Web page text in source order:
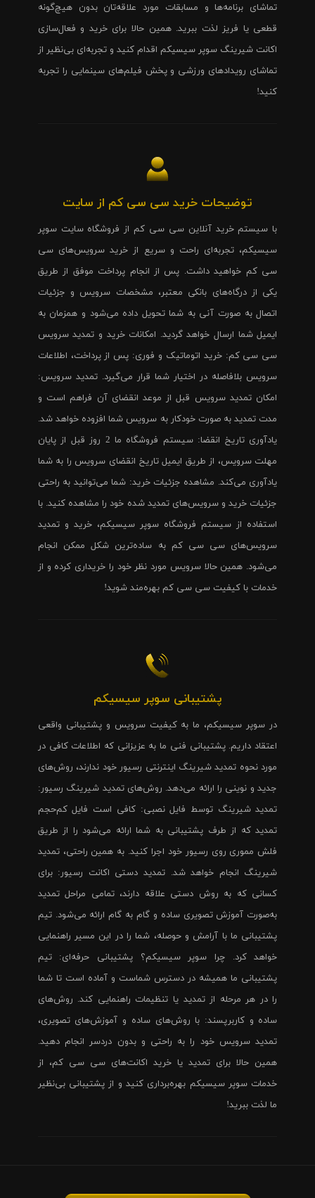
تماشای برنامه‌ها و مسابقات مورد علاقه‌تان بدون هیچ‌گونه
قطعی یا فریز لذت ببرید. همین حالا برای خرید و فعال‌سازی
اکانت شیرینگ سوپر سیسیکم اقدام کنید و تجربه‌ای بی‌نظیر از
تماشای رویدادهای ورزشی و پخش فیلم‌های سینمایی را تجربه
کنید!
توضیحات خرید سی سی کم از سایت
با سیستم خرید آنلاین سی سی کم از فروشگاه سایت سوپر
سیسیکم، تجربه‌ای راحت و سریع از خرید سرویس‌های سی
سی کم خواهید داشت. پس از انجام پرداخت موفق از طریق
یکی از درگاه‌های بانکی معتبر، مشخصات سرویس و جزئیات
اتصال به صورت آنی به شما تحویل داده می‌شود و همزمان به
ایمیل شما ارسال خواهد گردید. امکانات خرید و تمدید سرویس
سی سی کم: خرید اتوماتیک و فوری: پس از پرداخت، اطلاعات
سرویس بلافاصله در اختیار شما قرار می‌گیرد. تمدید سرویس:
امکان تمدید سرویس قبل از موعد انقضای آن فراهم است و
مدت تمدید به صورت خودکار به سرویس شما افزوده خواهد شد.
یادآوری تاریخ انقضا: سیستم فروشگاه ما 2 روز قبل از پایان
مهلت سرویس، از طریق ایمیل تاریخ انقضای سرویس را به شما
یادآوری می‌کند. مشاهده جزئیات خرید: شما می‌توانید به راحتی
جزئیات خرید و سرویس‌های تمدید شده خود را مشاهده کنید. با
استفاده از سیستم فروشگاه سوپر سیسیکم، خرید و تمدید
سرویس‌های سی سی کم به ساده‌ترین شکل ممکن انجام
می‌شود. همین حالا سرویس مورد نظر خود را خریداری کرده و از
خدمات با کیفیت سی سی کم بهره‌مند شوید!
پشتیبانی سوپر سیسیکم
در سوپر سیسیکم، ما به کیفیت سرویس و پشتیبانی واقعی
اعتقاد داریم. پشتیبانی فنی ما به عزیزانی که اطلاعات کافی در
مورد نحوه تمدید شیرینگ اینترنتی رسیور خود ندارند، روش‌های
جدید و نوینی را ارائه می‌دهد. روش‌های تمدید شیرینگ رسیور:
تمدید شیرینگ توسط فایل نصبی: کافی است فایل کم‌حجم
تمدید که از طرف پشتیبانی به شما ارائه می‌شود را از طریق
فلش مموری روی رسیور خود اجرا کنید. به همین راحتی، تمدید
شیرینگ انجام خواهد شد. تمدید دستی اکانت رسیور: برای
کسانی که به روش دستی علاقه دارند، تمامی مراحل تمدید
به‌صورت آموزش تصویری ساده و گام به گام ارائه می‌شود. تیم
پشتیبانی ما با آرامش و حوصله، شما را در این مسیر راهنمایی
خواهد کرد. چرا سوپر سیسیکم؟ پشتیبانی حرفه‌ای: تیم
پشتیبانی ما همیشه در دسترس شماست و آماده است تا شما
را در هر مرحله از تمدید یا تنظیمات راهنمایی کند. روش‌های
ساده و کاربرپسند: با روش‌های ساده و آموزش‌های تصویری،
تمدید سرویس خود را به راحتی و بدون دردسر انجام دهید.
همین حالا برای تمدید یا خرید اکانت‌های سی سی کم، از
خدمات سوپر سیسیکم بهره‌برداری کنید و از پشتیبانی بی‌نظیر
ما لذت ببرید!